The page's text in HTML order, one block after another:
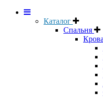
Каталог
Спальня